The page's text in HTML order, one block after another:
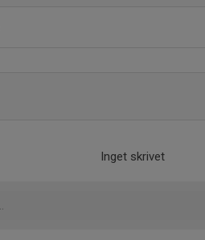
Inget skrivet